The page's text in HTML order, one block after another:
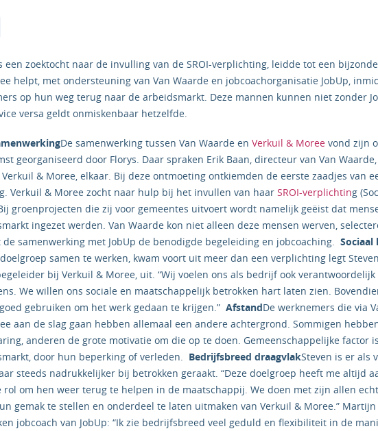
een zoektocht naar de invulling van de SROI-verplichting, leidde tot een
helpt, met ondersteuning van Van Waarde en jobcoachorganisatie JobUp,
op hun weg terug naar de arbeidsmarkt. Deze mannen kunnen niet zonder
versa geldt onmiskenbaar hetzelfde.
De samenwerking tussen Van Waarde enVerkuil & Moree vond zijn
georganiseerd door Florys. Daar spraken Erik Baan, directeur van Van
& Moree, elkaar. Bij deze ontmoeting ontkiemden de eerste zaadjes van
Verkuil & Moree zocht naar hulp bij het invullen van haarSROI-verplichting
groenprojecten die zij voor gemeentes uitvoert wordt namelijk geëist dat
ingezet werden. Van Waarde kon niet alleen deze mensen werven,
de samenwerking met JobUp de benodigde begeleiding en jobcoaching.Sociaal
samen te werken, kwam voort uit meer dan een verplichting legt
bij Verkuil & Moree, uit. “Wij voelen ons als bedrijf ook
We willen ons sociale en maatschappelijk betrokken hart laten zien.
gebruiken om het werk gedaan te krijgen.”AfstandDe werknemers die via
aan de slag gaan hebben allemaal een andere achtergrond. Sommigen
anderen de grote motivatie om die op te doen. Gemeenschappelijke factor
door hun beperking of verleden. Bedrijfsbreed draagvlakSteven is er als
steeds nadrukkelijker bij betrokken geraakt. “Deze doelgroep heeft me altijd
rol om hen weer terug te helpen in de maatschappij. We doen met zijn allen
gemak te stellen en onderdeel te laten uitmaken van Verkuil & Moree.”
jobcoach van JobUp: “Ik zie bedrijfsbreed veel geduld en flexibiliteit in de